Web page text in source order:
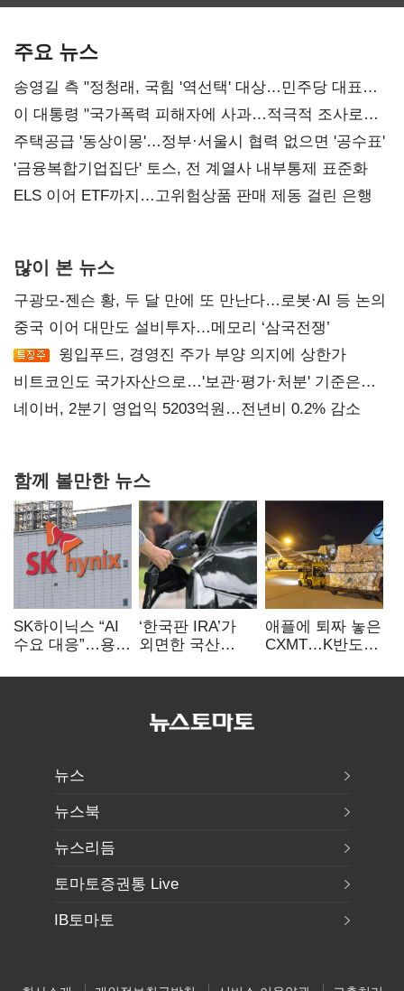
주요 뉴스
송영길 측 "정청래, 국힘 '역선택' 대상…민주당 대표로
총선 지휘 못해"
이 대통령 "국가폭력 피해자에 사과…적극적 조사로
진실 밝혀야"
주택공급 '동상이몽'…정부·서울시 협력 없으면 '공수표'
'금융복합기업집단' 토스, 전 계열사 내부통제 표준화
ELS 이어 ETF까지…고위험상품 판매 제동 걸린 은행
많이 본 뉴스
구광모-젠슨 황, 두 달 만에 또 만난다…로봇·AI 등 논의
중국 이어 대만도 설비투자…메모리 ‘삼국전쟁’
윙입푸드, 경영진 주가 부양 의지에 상한가
비트코인도 국가자산으로…'보관·평가·처분' 기준은
숙제
네이버, 2분기 영업익 5203억원…전년비 0.2% 감소
함께 볼만한 뉴스
SK하이닉스 “AI
수요 대응”…용인
투자
‘한국판 IRA’가
외면한 국산
실효성에 ‘의문’
애플에 퇴짜 놓은
CXMT…K반도체
뉴스
뉴스북
뉴스리듬
토마토증권통 Live
IB토마토